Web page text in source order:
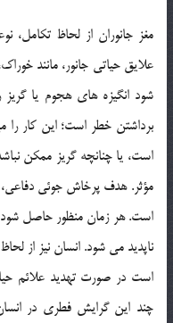
مغز جانوران از لحاظ تکامل،
علایق حیاتی جانور، مانند
شود انگیزه های هجوم یا
برداشتن خطر است؛ این کار را
است، یا چنانچه گریز ممکن
مؤثر. هدف پرخاش جوئی
است. هر زمان منظور حاصل
ناپدید می شود. انسان نیز از
است در صورت تهدید علائم
چند این گرایش فطری در